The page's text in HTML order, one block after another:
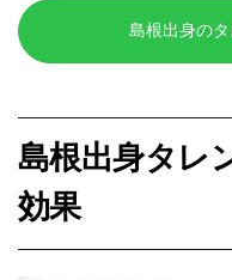
島根出身の
島根出身タレ
効果